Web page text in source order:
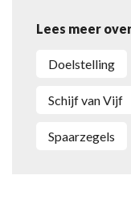
Lees meer
doelstelling
Schijf van Vijf
spaarzegels